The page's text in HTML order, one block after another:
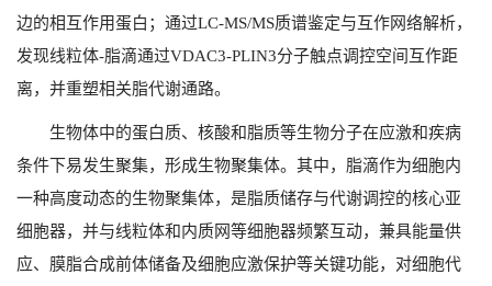
边的相互作用蛋白；通过LC-MS/MS质谱鉴定与互作网络解析，
发现线粒体-脂滴通过VDAC3-PLIN3分子触点调控空间互作距
离，并重塑相关脂代谢通路。
生物体中的蛋白质、核酸和脂质等生物分子在应激和疾病
条件下易发生聚集，形成生物聚集体。其中，脂滴作为细胞内
一种高度动态的生物聚集体，是脂质储存与代谢调控的核心亚
细胞器，并与线粒体和内质网等细胞器频繁互动，兼具能量供
应、膜脂合成前体储备及细胞应激保护等关键功能，对细胞代